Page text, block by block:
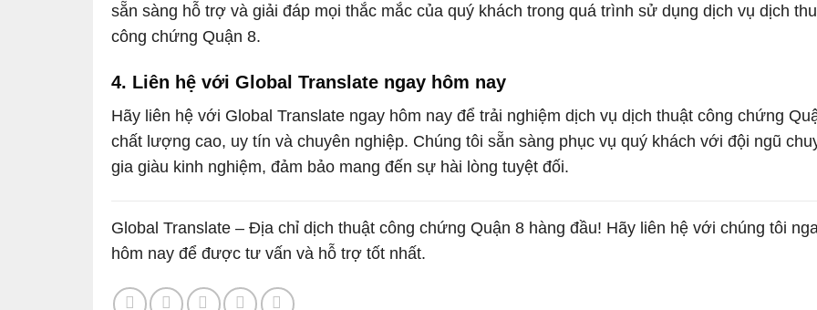
sẵn sàng hỗ trợ và giải đáp mọi thắc mắc của quý khách trong quá trình sử dụng dịch vụ dịch
công chứng Quận 8.
4. Liên hệ với Global Translate ngay hôm nay
Hãy liên hệ với Global Translate ngay hôm nay để trải nghiệm dịch vụ dịch thuật công chứng
chất lượng cao, uy tín và chuyên nghiệp. Chúng tôi sẵn sàng phục vụ quý khách với đội ngũ
gia giàu kinh nghiệm, đảm bảo mang đến sự hài lòng tuyệt đối.
Global Translate – Địa chỉ dịch thuật công chứng Quận 8 hàng đầu! Hãy liên hệ với chúng tôi
hôm nay để được tư vấn và hỗ trợ tốt nhất.